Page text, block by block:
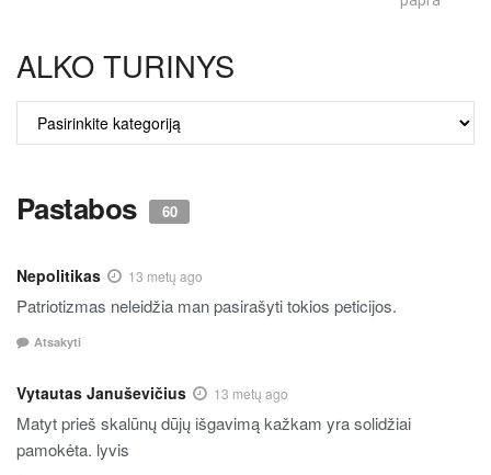
ALKO TURINYS
TURINYS
Pastabos 60
Nepolitikas 13 metų ago
Patriotizmas neleidžia man pasirašyti tokios peticijos.
Atsakyti
Vytautas Januševičius 13 metų ago
Matyt prieš skalūnų dūjų išgavimą kažkam yra solidžiai
pamokėta. lyvis